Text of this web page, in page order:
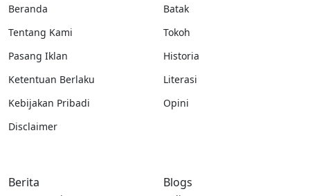
Beranda
Tentang Kami
Pasang Iklan
Ketentuan Berlaku
Kebijakan Pribadi
Disclaimer
Batak
Tokoh
Historia
Literasi
Opini
Berita Blogs